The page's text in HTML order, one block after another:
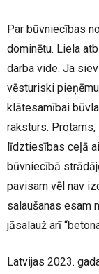
Par būvniecības
dominētu. Liela
darba vide. Ja
vēsturiski
klātesamībai
raksturs.
līdztiesības ceļā
būvniecībā
pavisam vēl nav
salaušanas esam
jāsalauž arī
Latvijas 2023.